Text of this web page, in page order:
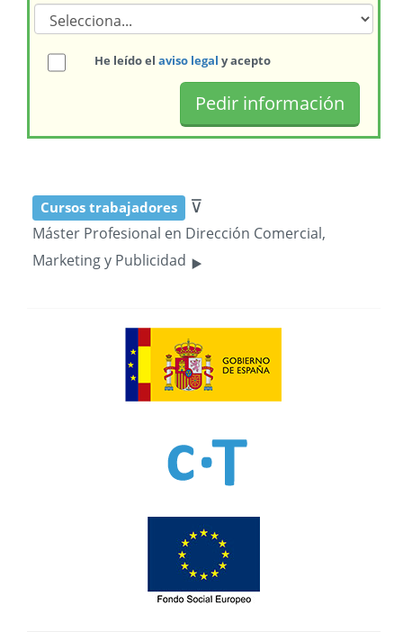
He leído el aviso legal y acepto
Cursos trabajadores ⊽
Máster Profesional en Dirección Comercial,
Marketing y Publicidad ‣